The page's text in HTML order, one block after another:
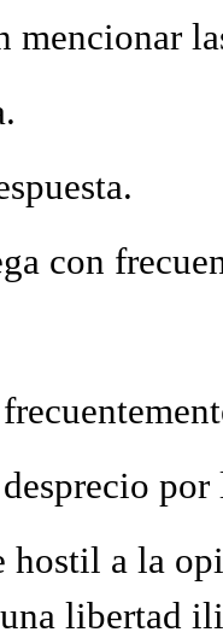
mencionar
con
desprecio
hostil a la
libertad